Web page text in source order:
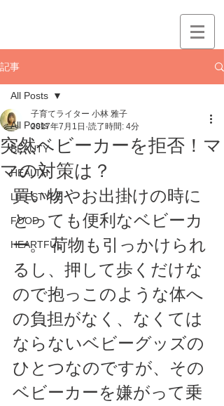
記事
All Posts
BEAUTY
HEALTH
LIFESTYLE
FOOD
HEARTFUL
All Posts
突然ベビーカーを拒否！マ
マの対策は？
子育てライター 小林 雅子
2017年7月1日 読了時間: 4分
買い物やお出掛けの時に
とっても便利なベビーカ
ー。 荷物も引っかけられ
るし、押して歩くだけな
ので抱っこのような体へ
の負担がなく、なくては
ならないベビーグッズの
ひとつなのですが、その
ベビーカーを嫌がって乗